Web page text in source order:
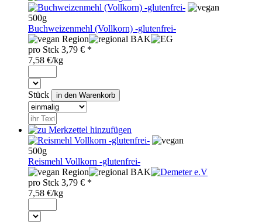
500g
Buchweizenmehl (Vollkorn) -glutenfrei-
Region
BAK
pro Stck 3,79 € *
7,58 €/kg
Stück
500g
Reismehl Vollkorn -glutenfrei-
Region
BAK
pro Stck 3,79 € *
7,58 €/kg